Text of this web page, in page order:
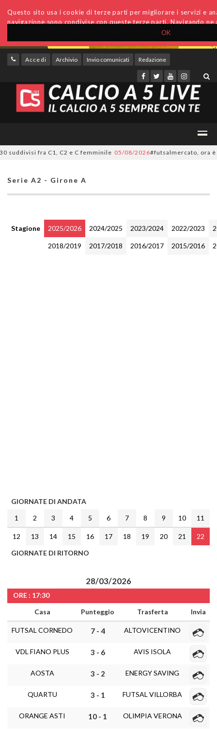
OK
Questo sito usa i cookie di terze parti per migliorare i servizi e
navigazione sono condivise con queste terze parti. Navigando
Accedi Archivio Invio comunicati Redazione
fra C1, C2 e C femminile 05/08/2026#futsalmercato, ora è
Serie A2 - Girone A
Stagione 2025/2026 2024/2025 2023/2024 2022/2023
2018/2019 2017/2018 2016/2017 2015/2016
GIORNATE DI ANDATA
1
2 3 4 5 6 7 8 9 10 11
12 13 14 15 16 17 18 19 20 21
22
GIORNATE DI RITORNO
28/03/2026
ORE : 17:30
Casa
Punteggio Trasferta Invia
FUTSAL CORNEDO 7 - 4 ALTOVICENTINO
VDL FIANO PLUS 3 - 6 AVIS ISOLA
AOSTA 3 - 2 ENERGY SAVING
QUARTU 3 - 1 FUTSAL VILLORBA
ORANGE ASTI 10 - 1 OLIMPIA VERONA